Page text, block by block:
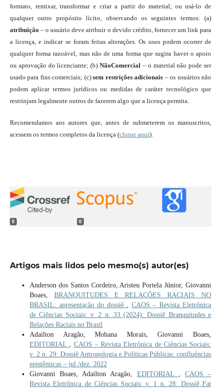
formato, remixar, transformar e criar a partir do material, ou usá-lo de
qualquer outro propósito lícito, observando os seguintes termos: (a)
atribuição – o usuário deve atribuir o devido crédito, fornecer um link para
a licença, e indicar se foram feitas alterações. Os usos podem ocorrer de
qualquer forma razoável, mas não de uma forma que sugira haver o apoio
ou aprovação do licenciante; (b)NãoComercial – o material não pode ser
usado para fins comerciais; (c)sem restrições adicionais – os usuários não
podem aplicar termos jurídicos ou medidas de caráter tecnológico que
restrinjam legalmente outros de fazerem algo que a licença permita.
Recomendamos aos autores que, antes de submeterem os manuscritos,
acessem os termos completos da licença (clique aqui).
0 0
Artigos mais lidos pelo mesmo(s) autor(es)
Anderson dos Santos Cordeiro, Aristeu Portela Júnior, Giovanni
Boaes, BRANQUITUDES E RELAÇÕES RACIAIS NO
BRASIL: apresentação do dossiê
,CAOS – Revista Eletrônica
de Ciências Sociais: v. 2 n. 33 (2024): Dossiê Branquitudes e
Relações Raciais no Brasil
Adailton Aragão, Mohana Morais, Giovanni Boaes,
EDITORIAL
CAOS – Revista Eletrônica de Ciências Sociais:
v. 2 n. 29: Dossiê Antropologia e Políticas Públicas: confluências
epistêmicas – jul./dez. 2022
Giovanni Boaes, Adailton Aragão, EDITORIAL
CAOS –
Revista Eletrônica de Ciências Sociais: v. 1 n. 28: Dossiê Fat